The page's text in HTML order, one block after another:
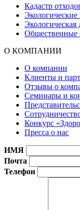
Кадастр
Экологическая
Общественные
О КОМПАНИИ
О компании
Клиенты и
Отзывы о
Семинары и
Конкурс
Пресса о нас
ИМЯ
Почта
Телефон